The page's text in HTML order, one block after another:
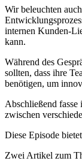
Wir beleuchten
internen Kunden-
kann.
Während des
sollten, dass ihre
benötigen, um
Abschließend
zwischen
Diese Episode
Zwei Artikel zum